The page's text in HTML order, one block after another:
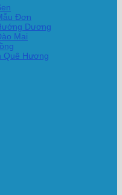
Đơn
Dương
Mai
Quê Hương